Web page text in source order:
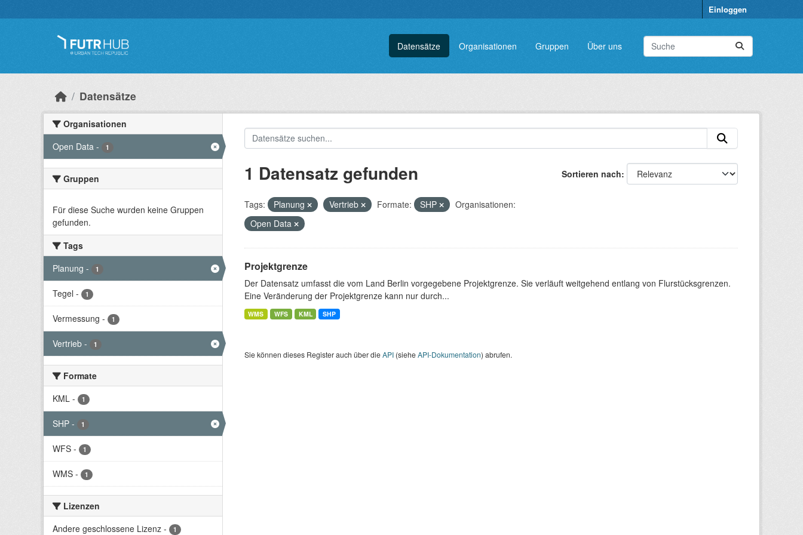
Einloggen
Datensätze Organisationen Gruppen Über uns
Datensätze
Organisationen
Open Data - 1
Gruppen
Für diese Suche wurden keine Gruppen
gefunden.
Tags
Planung - 1
Tegel - 1
Vermessung - 1
Vertrieb - 1
Formate
KML - 1
SHP - 1
WFS - 1
WMS - 1
Lizenzen
Andere geschlossene Lizenz - 1
Sortieren nach
1 Datensatz gefunden
Tags: Planung Vertrieb Formate: SHP
Organisationen:
Open Data
Projektgrenze
Der Datensatz umfasst die vom Land Berlin vorgegebene Projektgrenze. Sie verläuft weitgehend entlang von Flurstücksgrenzen.
Eine Veränderung der Projektgrenze kann nur durch...
WMS WFS KML SHP
Sie können dieses Register auch über dieAPI(sieheAPI-Dokumentation) abrufen.